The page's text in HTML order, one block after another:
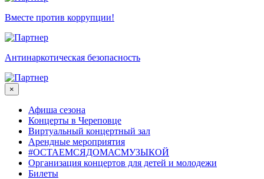
Вместе против коррупции!
Антинаркотическая безопасность
×
Афиша сезона
Концерты в Череповце
Виртуальный концертный зал
Арендные мероприятия
#ОСТАЕМСЯДОМАСМУЗЫКОЙ
Организация концертов для детей и молодежи
Билеты